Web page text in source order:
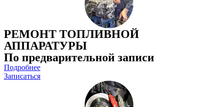
РЕМОНТ ТОПЛИВНОЙ
АППАРАТУРЫ
По предварительной записи
Подробнее
Записаться